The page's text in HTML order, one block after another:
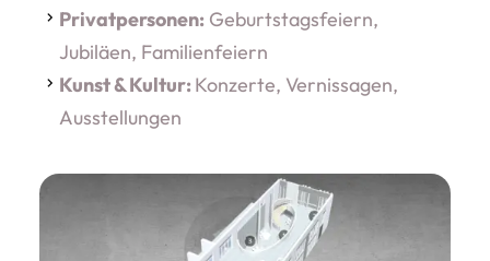
Privatpersonen: Geburtstagsfeiern,
Jubiläen, Familienfeiern
Kunst & Kultur: Konzerte, Vernissagen,
Ausstellungen